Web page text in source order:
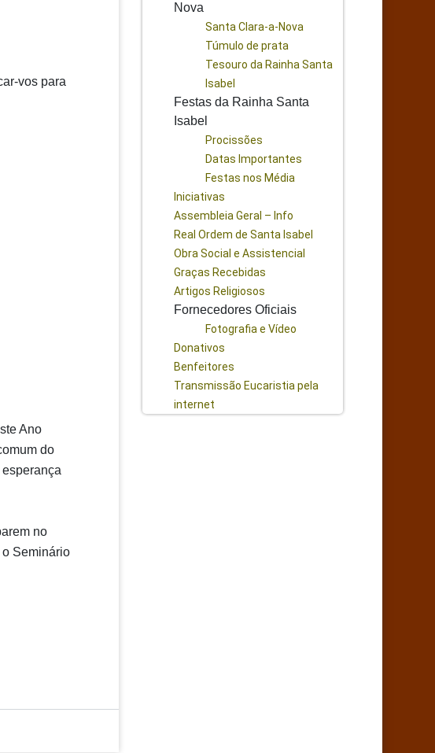
vos para
Ano
do
no
Seminário
Nova
Santa Clara-a-Nova
Túmulo de prata
Tesouro da Rainha Santa
Isabel
Festas da Rainha Santa
Isabel
Procissões
Datas Importantes
Festas nos Média
Iniciativas
Assembleia Geral – Info
Real Ordem de Santa Isabel
Obra Social e Assistencial
Graças Recebidas
Artigos Religiosos
Fornecedores Oficiais
Fotografia e Vídeo
Donativos
Benfeitores
Transmissão Eucaristia pela
internet